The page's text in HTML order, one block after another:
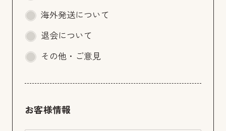
海外発送について
退会について
その他・ご意見
お客様情報